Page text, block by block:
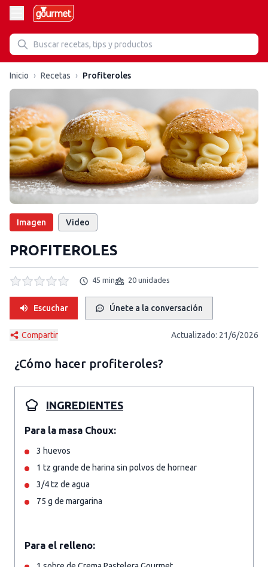
Inicio › Recetas › Profiteroles
Imagen Video
PROFITEROLES
45 min 20 unidades
Escuchar Únete a la conversación
Compartir Actualizado: 21/6/2026
¿Cómo hacer profiteroles?
INGREDIENTES
Para la masa Choux:
3 huevos
1 tz grande de harina sin polvos de hornear
3/4 tz de agua
75 g de margarina
Para el relleno: